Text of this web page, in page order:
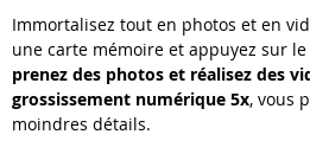
Immortalisez tout en photos et en
une carte mémoire et appuyez sur
prenez des photos et réalisez des
grossissement numérique 5x, vous
moindres détails.